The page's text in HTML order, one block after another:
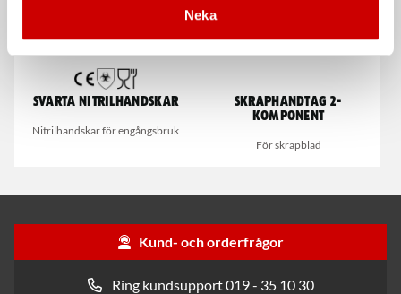
Neka
Svarta nitrilhandskar
Nitrilhandskar för engångsbruk
Skraphandtag 2-
komponent
För skrapblad
Kund- och orderfrågor
Ring kundsupport 019 - 35 10 30